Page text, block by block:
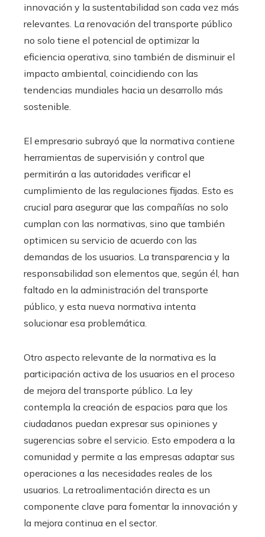
innovación y la sustentabilidad son cada vez más
relevantes. La renovación del transporte público
no solo tiene el potencial de optimizar la
eficiencia operativa, sino también de disminuir el
impacto ambiental, coincidiendo con las
tendencias mundiales hacia un desarrollo más
sostenible.
El empresario subrayó que la normativa contiene
herramientas de supervisión y control que
permitirán a las autoridades verificar el
cumplimiento de las regulaciones fijadas. Esto es
crucial para asegurar que las compañías no solo
cumplan con las normativas, sino que también
optimicen su servicio de acuerdo con las
demandas de los usuarios. La transparencia y la
responsabilidad son elementos que, según él, han
faltado en la administración del transporte
público, y esta nueva normativa intenta
solucionar esa problemática.
Otro aspecto relevante de la normativa es la
participación activa de los usuarios en el proceso
de mejora del transporte público. La ley
contempla la creación de espacios para que los
ciudadanos puedan expresar sus opiniones y
sugerencias sobre el servicio. Esto empodera a la
comunidad y permite a las empresas adaptar sus
operaciones a las necesidades reales de los
usuarios. La retroalimentación directa es un
componente clave para fomentar la innovación y
la mejora continua en el sector.